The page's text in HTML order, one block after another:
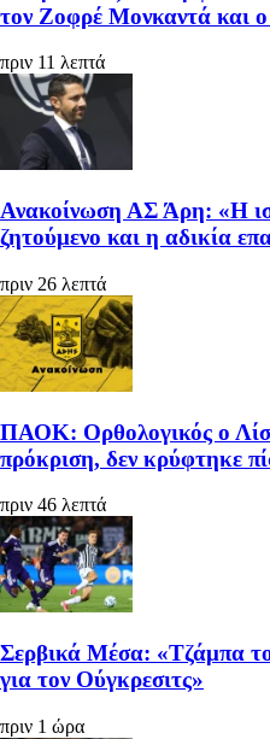
τον Ζοφρέ Μονκαντά και
πριν 11 λεπτά
Ανακοίνωση ΑΣ Άρη: «Η
ζητούμενο και η αδικία
πριν 26 λεπτά
ΠΑΟΚ: Ορθολογικός ο
πρόκριση, δεν κρύφτηκε
πριν 46 λεπτά
Σερβικά Μέσα: «Τζάμπα
για τον Ούγκρεσιτς»
πριν 1 ώρα